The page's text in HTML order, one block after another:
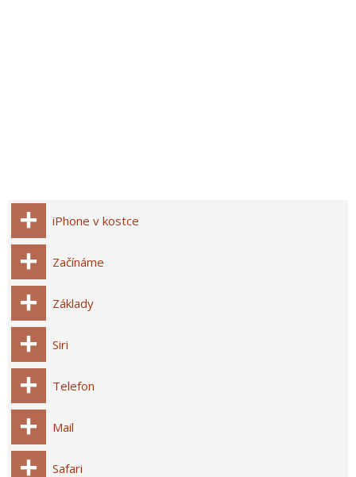
iPhone v kostce
Začínáme
Základy
Siri
Telefon
Mail
Safari